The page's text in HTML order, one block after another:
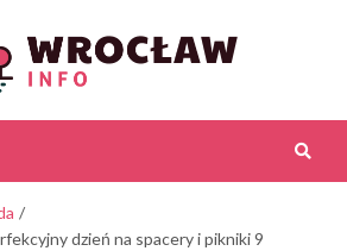
dzień na spacery i pikniki 9